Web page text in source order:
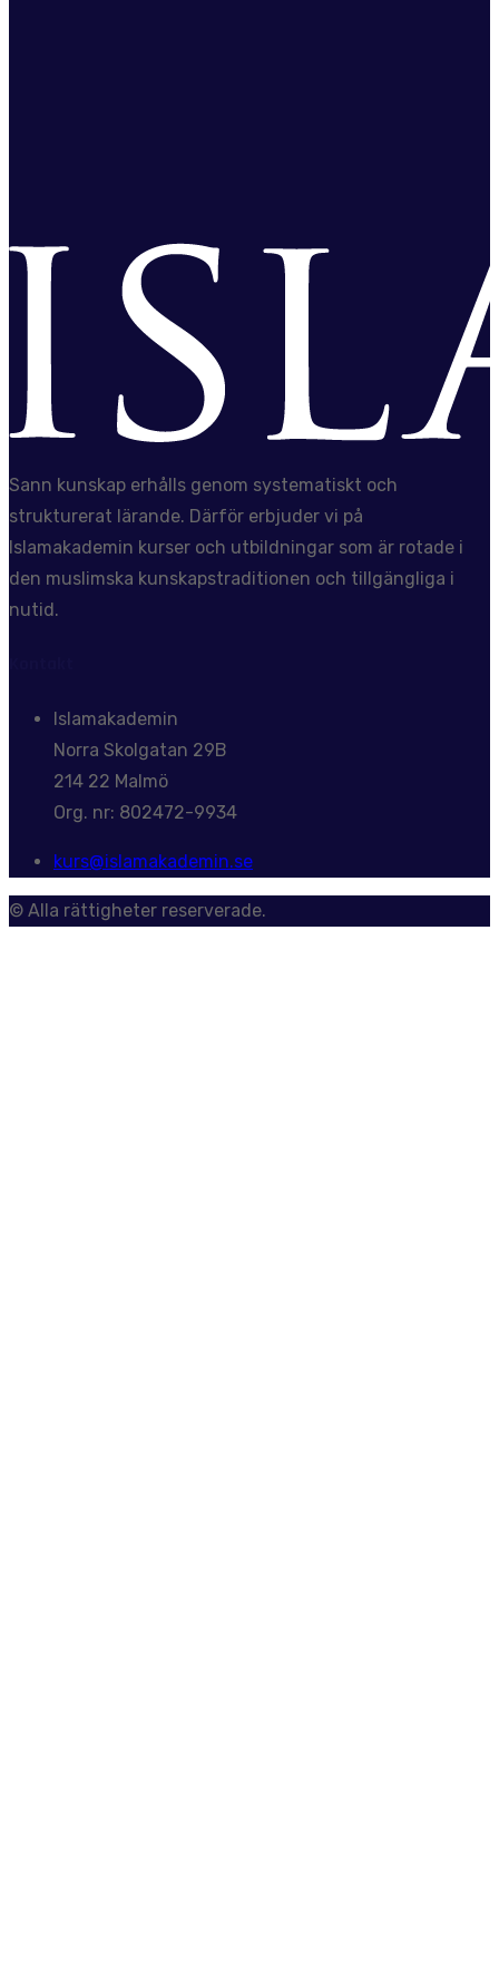
Sann kunskap erhålls genom systematiskt och
strukturerat lärande. Därför erbjuder vi på
Islamakademin kurser och utbildningar som är rotade i
den muslimska kunskapstraditionen och tillgängliga i
nutid.
Islamakademin
Norra Skolgatan 29B
214 22 Malmö
Org. nr: 802472-9934
kurs@islamakademin.se
© Alla rättigheter reserverade.